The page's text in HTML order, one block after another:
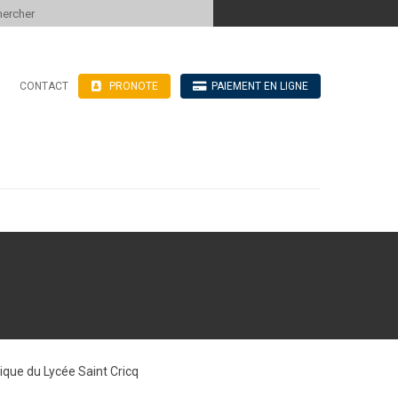
CONTACT PRONOTE PAIEMENT EN LIGNE
du Lycée Saint Cricq